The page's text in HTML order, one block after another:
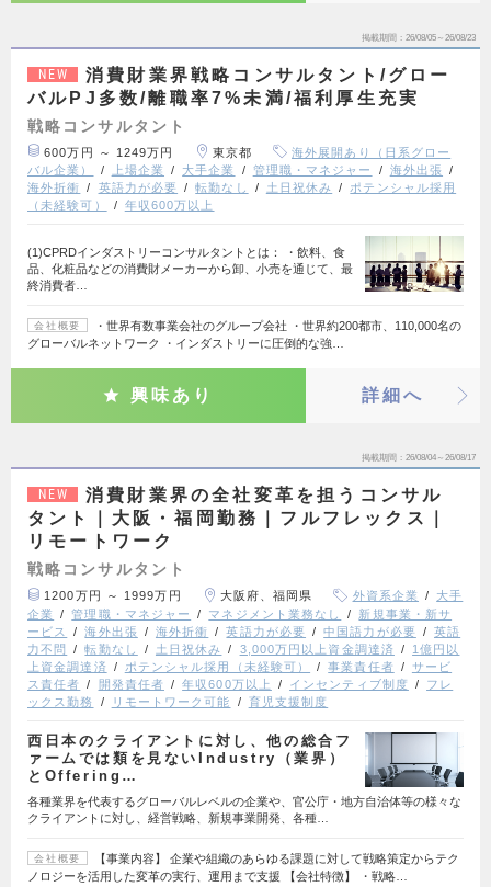
掲載期間 26/08/05～26/08/23
NEW
消費財業界戦略コンサルタント/グロー
バルPJ多数/離職率7%未満/福利厚生充実
戦略コンサルタント
600万円 ～ 1249万円 東京都
海外展開あり（日系グロー
バル企業）
上場企業 大手企業 管理職・マネジャー
海外出張
海外折衝
英語力が必要 転勤なし 土日祝休み
ポテンシャル採用
（未経験可）
年収600万以上
(1)CPRDインダストリーコンサルタントとは： ・飲料、食
品、化粧品などの消費財メーカーから卸、小売を通じて、最
終消費者…
会社概要
・世界有数事業会社のグループ会社 ・世界約200都市、110,000名の
グローバルネットワーク ・インダストリーに圧倒的な強…
興味あり 詳細へ
掲載期間 26/08/04～26/08/17
NEW
消費財業界の全社変革を担うコンサル
タント｜大阪・福岡勤務｜フルフレックス｜
リモートワーク
戦略コンサルタント
1200万円 ～ 1999万円 大阪府、福岡県 外資系企業
大手
企業
管理職・マネジャー マネジメント業務なし
新規事業・新サ
ービス
海外出張 海外折衝 英語力が必要 中国語力が必要
英語
力不問
転勤なし 土日祝休み 3,000万円以上資金調達済
1億円以
上資金調達済
ポテンシャル採用（未経験可） 事業責任者
サービ
ス責任者
開発責任者 年収600万以上 インセンティブ制度
フレ
ックス勤務
リモートワーク可能 育児支援制度
西日本のクライアントに対し、他の総合フ
ァームでは類を見ないIndustry（業界）
とOffering…
各種業界を代表するグローバルレベルの企業や、官公庁・地方自治体等の様々な
クライアントに対し、経営戦略、新規事業開発、各種…
会社概要
【事業内容】 企業や組織のあらゆる課題に対して戦略策定からテク
ノロジーを活用した変革の実行、運用まで支援 【会社特徴】 ・戦略…